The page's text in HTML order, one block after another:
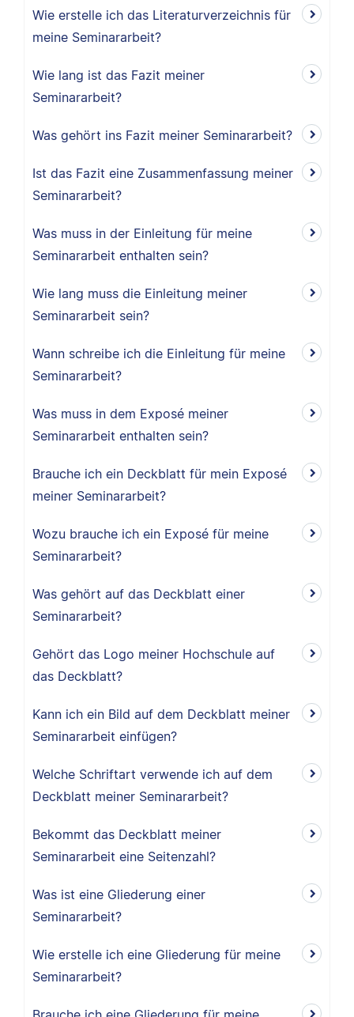
Wie erstelle ich das Literaturverzeichnis für
meine Seminararbeit?
Wie lang ist das Fazit meiner
Seminararbeit?
Was gehört ins Fazit meiner Seminararbeit?
Ist das Fazit eine Zusammenfassung meiner
Seminararbeit?
Was muss in der Einleitung für meine
Seminararbeit enthalten sein?
Wie lang muss die Einleitung meiner
Seminararbeit sein?
Wann schreibe ich die Einleitung für meine
Seminararbeit?
Was muss in dem Exposé meiner
Seminararbeit enthalten sein?
Brauche ich ein Deckblatt für mein Exposé
meiner Seminararbeit?
Wozu brauche ich ein Exposé für meine
Seminararbeit?
Was gehört auf das Deckblatt einer
Seminararbeit?
Gehört das Logo meiner Hochschule auf
das Deckblatt?
Kann ich ein Bild auf dem Deckblatt meiner
Seminararbeit einfügen?
Welche Schriftart verwende ich auf dem
Deckblatt meiner Seminararbeit?
Bekommt das Deckblatt meiner
Seminararbeit eine Seitenzahl?
Was ist eine Gliederung einer
Seminararbeit?
Wie erstelle ich eine Gliederung für meine
Seminararbeit?